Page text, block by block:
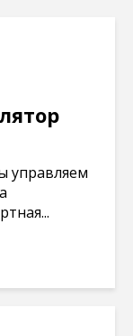
управляем